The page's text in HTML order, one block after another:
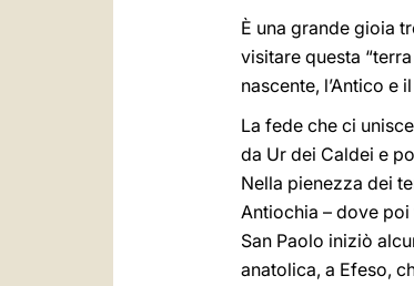
È una grande gioia
visitare questa
nascente, l’Antico
La fede che ci
da Ur dei Caldei e
Nella pienezza dei
Antiochia – dove
San Paolo iniziò
anatolica, a Efeso,